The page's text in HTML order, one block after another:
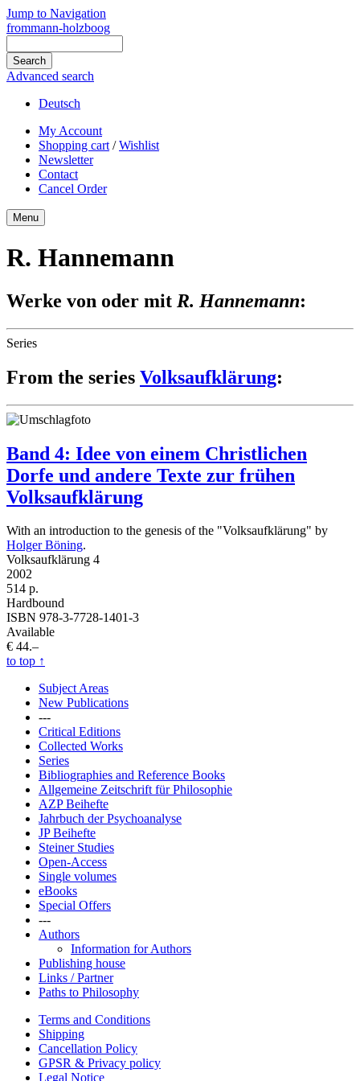
Jump to Navigation
frommann-holzboog
Advanced search
Deutsch
My Account
Shopping cart /Wishlist
Newsletter
Contact
Cancel Order
Menu
R. Hannemann
Werke von oder mit R. Hannemann:
Series
From the series Volksaufklärung:
Band 4: Idee von einem Christlichen
Dorfe und andere Texte zur frühen
Volksaufklärung
With an introduction to the genesis of the "Volksaufklärung" by
Holger Böning.
Volksaufklärung 4
2002
514 p.
Hardbound
ISBN 978-3-7728-1401-3
Available
€ 44.–
to top ↑
Subject Areas
New Publications
---
Critical Editions
Collected Works
Series
Bibliographies and Reference Books
Allgemeine Zeitschrift für Philosophie
AZP Beihefte
Jahrbuch der Psychoanalyse
JP Beihefte
Steiner Studies
Open-Access
Single volumes
eBooks
Special Offers
---
Authors
Information for Authors
Publishing house
Links / Partner
Paths to Philosophy
Terms and Conditions
Shipping
Cancellation Policy
GPSR & Privacy policy
Legal Notice